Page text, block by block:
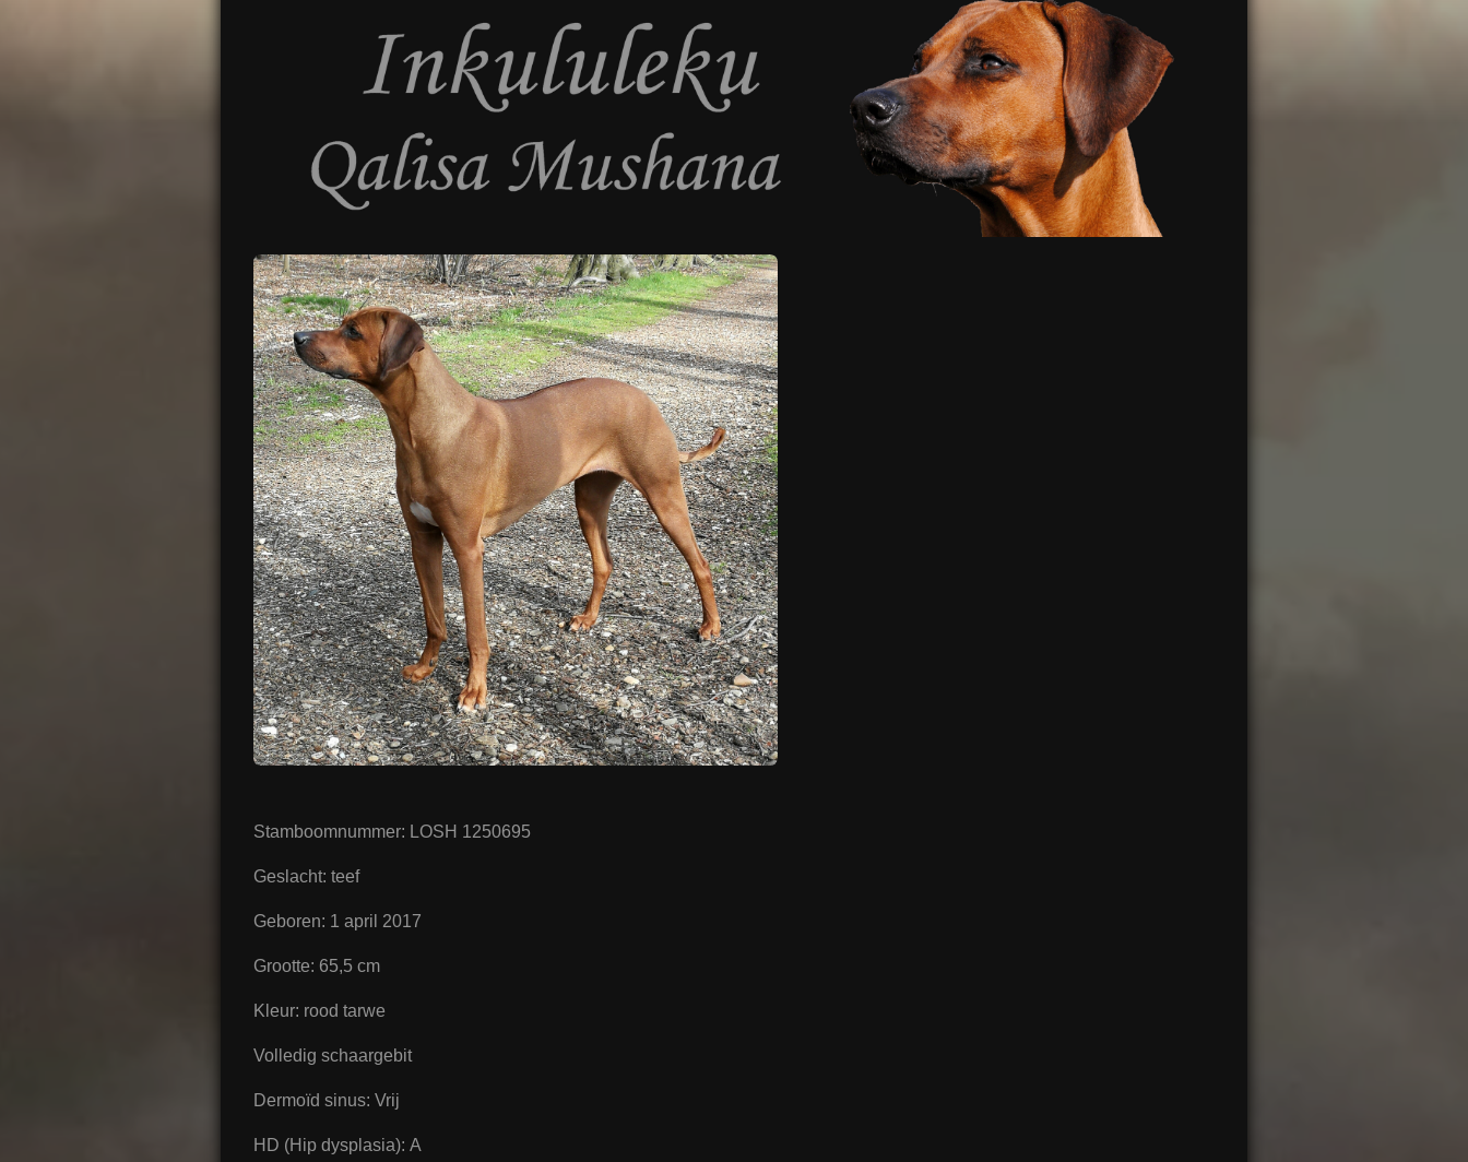
Stamboomnummer: LOSH 1250695
Geslacht: teef
Geboren: 1 april 2017
Grootte: 65,5 cm
Kleur: rood tarwe
Volledig schaargebit
Dermoïd sinus: Vrij
HD (Hip dysplasia): A